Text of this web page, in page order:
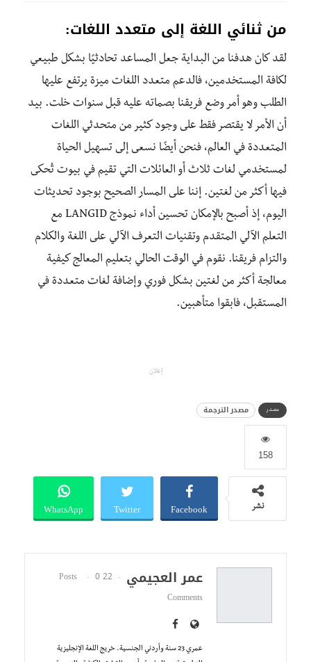
من ثنائي اللغة إلى متعدد اللغات:
لقد كان هدفنا من البداية جعل المساعد تحادثيًا بشكل طبيعي
لكافة المستخدمين، فالدعم متعدد اللغات ميزة يرتفع عليها
الطلب وهو أمر وضع فريقنا بصماته عليه قبل سنوات خلت. بيد
أن الأمر لا يقتصر فقط على وجود كثير من متحدثي اللغات
المتعددة في العالم، فنحن أيضًا نسعى إلى تسهيل الحياة
لمستخدمي لغات ثلاث أو العائلات التي تقيم في بيوت تُحكى
فيها أكثر من لغتين. إننا على المسار الصحيح بوجود تحديثات
اليوم، إذ أصبح بالإمكان تحسين أداء نموذج LANGID مع
التعلم الآلي المتقدم وتقنيات التعرف الآلي على اللغة والكلام
والتزام فريقنا. نقوم في الوقت الحالي بتعليم المعالج كيفية
معالجة أكثر من لغتين بشكل فوري وإضافة لغات متعددة في
المستقبل، فابقوا متأهبين.
إعلان
مصدر مصدر الترجمة
158
نشر Facebook
Twitter
WhatsApp
عمر العجيمي 22 Posts
0
Comments
عمري 23 سنة وأردني الجنسية. خريج اللغة الإنجليزية